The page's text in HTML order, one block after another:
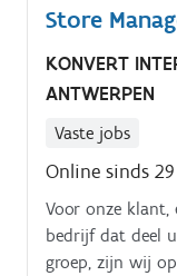
Store
KONVERT
ANTWERPEN
Vaste jobs
Online sinds
Voor onze klant,
bedrijf dat deel
groep, zijn wij